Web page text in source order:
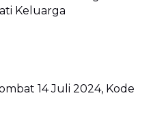
Keluarga
14 Juli 2024, Kode